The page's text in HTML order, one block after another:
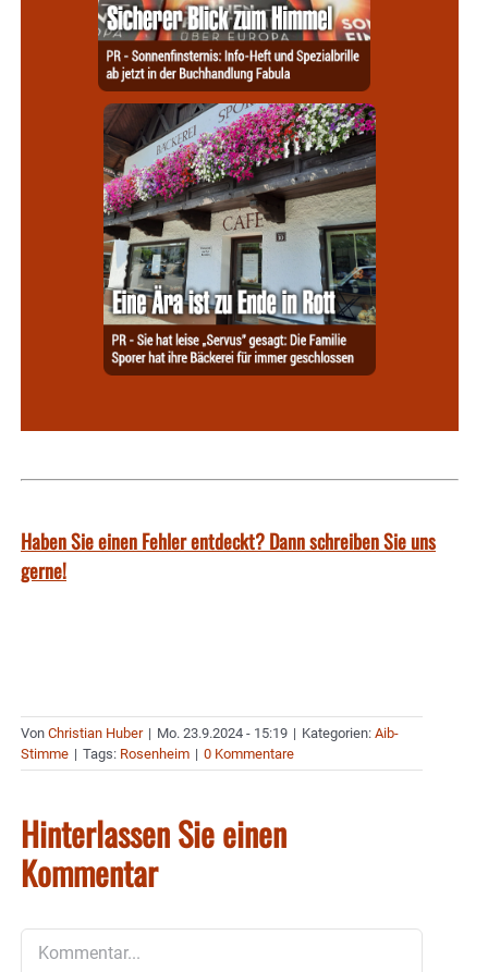
Haben Sie einen Fehler entdeckt? Dann schreiben Sie uns
gerne!
Von Christian Huber | Mo. 23.9.2024 - 15:19 | Kategorien: Aib-
Stimme | Tags: Rosenheim | 0 Kommentare
Hinterlassen Sie einen
Kommentar